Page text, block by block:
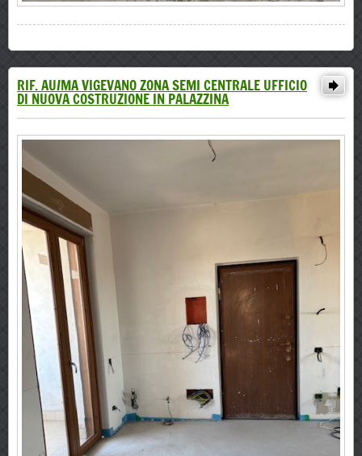
RIF. AU/MA VIGEVANO ZONA SEMI CENTRALE UFFICIO
DI NUOVA COSTRUZIONE IN PALAZZINA